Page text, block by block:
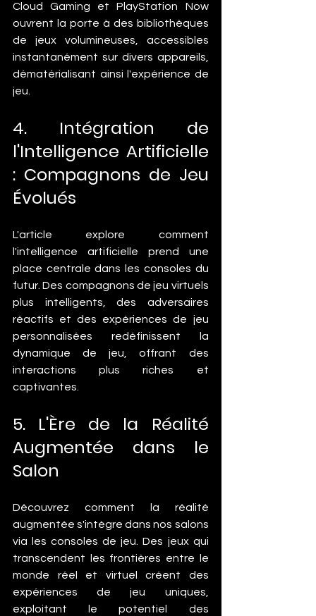
Cloud Gaming et PlayStation Now
ouvrent la porte à des bibliothèques
de jeux volumineuses, accessibles
instantanément sur divers appareils,
dématérialisant ainsi l'expérience de
jeu.
4. Intégration de
l'Intelligence Artificielle
: Compagnons de Jeu
Évolués
L'article explore comment
l'intelligence artificielle prend une
place centrale dans les consoles du
futur. Des compagnons de jeu virtuels
plus intelligents, des adversaires
réactifs et des expériences de jeu
personnalisées redéfinissent la
dynamique de jeu, offrant des
interactions plus riches et
captivantes.
5. L'Ère de la Réalité
Augmentée dans le
Salon
Découvrez comment la réalité
augmentée s'intègre dans nos salons
via les consoles de jeu. Des jeux qui
transcendent les frontières entre le
monde réel et virtuel créent des
expériences de jeu uniques,
exploitant le potentiel des